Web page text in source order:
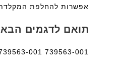
אפשרות להחלפת
תואם לדגמים
001 739563-001